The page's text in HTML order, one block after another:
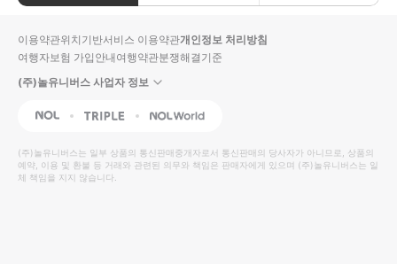
이용약관위치기반서비스 이용약관개인정보 처리방침
여행자보험 가입안내여행약관분쟁해결기준
(주)놀유니버스 사업자 정보
NOL Triple Interpark Global
(주)놀유니버스는 일부 상품의 통신판매중개자로서 통신판매의 당사자가 아니므로, 상품의
예약, 이용 및 환불 등 거래와 관련된 의무와 책임은 판매자에게 있으며 (주)놀유니버스는 일
체 책임을 지지 않습니다.